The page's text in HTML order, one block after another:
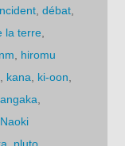
,débat
la terre
hiromu
kana ki-oon
Naoki